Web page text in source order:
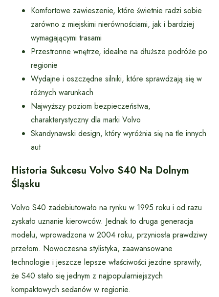
Komfortowe zawieszenie, które świetnie radzi sobie
zarówno z miejskimi nierównościami, jak i bardziej
wymagającymi trasami
Przestronne wnętrze, idealne na dłuższe podróże po
regionie
Wydajne i oszczędne silniki, które sprawdzają się w
różnych warunkach
Najwyższy poziom bezpieczeństwa,
charakterystyczny dla marki Volvo
Skandynawski design, który wyróżnia się na tle innych
aut
Historia Sukcesu Volvo S40 Na Dolnym
Śląsku
Volvo S40 zadebiutowało na rynku w 1995 roku i od razu
zyskało uznanie kierowców. Jednak to druga generacja
modelu, wprowadzona w 2004 roku, przyniosła prawdziwy
przełom. Nowoczesna stylistyka, zaawansowane
technologie i jeszcze lepsze właściwości jezdne sprawiły,
że S40 stało się jednym z najpopularniejszych
kompaktowych sedanów w regionie.